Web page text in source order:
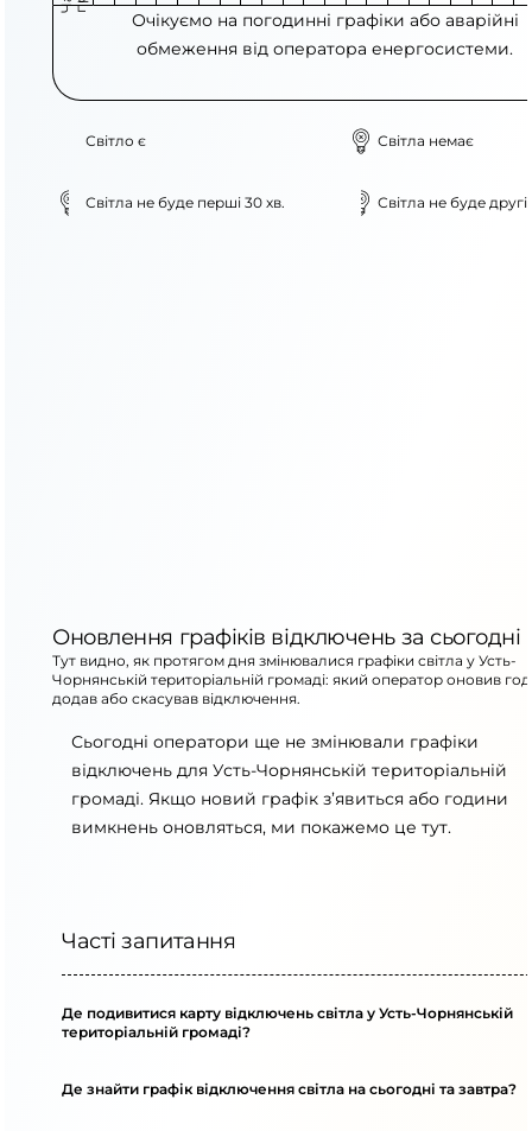
Очікуємо на погодинні графіки або аварійні
обмеження від оператора енергосистеми.
Світло є Світла немає
Світла не буде перші 30 хв. Світла не буде другі
Оновлення графіків відключень за сьогодні
Тут видно, як протягом дня змінювалися графіки світла у Усть-
Чорнянській територіальній громаді: який оператор оновив
додав або скасував відключення.
Сьогодні оператори ще не змінювали графіки
відключень для Усть-Чорнянській територіальній
громаді. Якщо новий графік з’явиться або години
вимкнень оновляться, ми покажемо це тут.
Часті запитання
Де подивитися карту відключень світла у Усть-Чорнянській
територіальній громаді?
Де знайти графік відключення світла на сьогодні та завтра?